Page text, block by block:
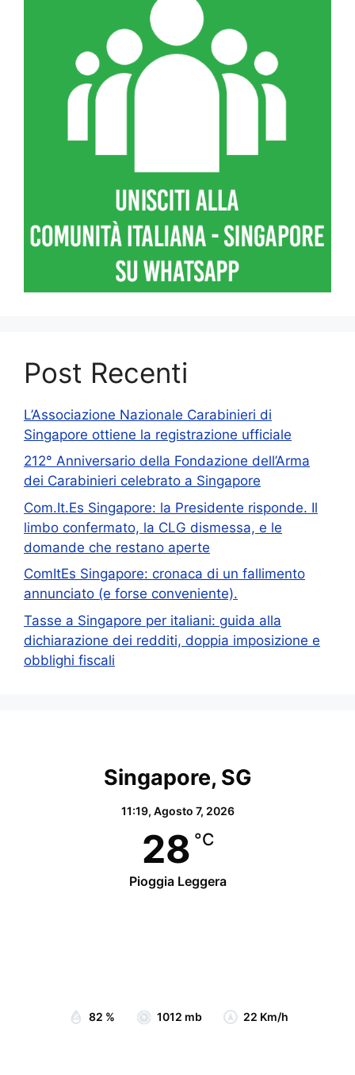
Post Recenti
L’Associazione Nazionale Carabinieri di
Singapore ottiene la registrazione ufficiale
212° Anniversario della Fondazione dell’Arma
dei Carabinieri celebrato a Singapore
Com.It.Es Singapore: la Presidente risponde. Il
limbo confermato, la CLG dismessa, e le
domande che restano aperte
ComItEs Singapore: cronaca di un fallimento
annunciato (e forse conveniente).
Tasse a Singapore per italiani: guida alla
dichiarazione dei redditi, doppia imposizione e
obblighi fiscali
Singapore, SG
11:19, Agosto 7, 2026
28 °C
Pioggia Leggera
82 % 1012 mb 22 Km/h